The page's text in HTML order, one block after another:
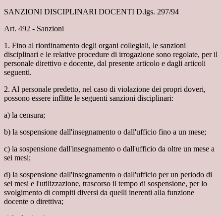
SANZIONI DISCIPLINARI DOCENTI D.lgs. 297/94
Art. 492 - Sanzioni
1. Fino al riordinamento degli organi collegiali, le sanzioni
disciplinari e le relative procedure di irrogazione sono regolate, per il
personale direttivo e docente, dal presente articolo e dagli articoli
seguenti.
2. Al personale predetto, nel caso di violazione dei propri doveri,
possono essere inflitte le seguenti sanzioni disciplinari:
a) la censura;
b) la sospensione dall'insegnamento o dall'ufficio fino a un mese;
c) la sospensione dall'insegnamento o dall'ufficio da oltre un mese a
sei mesi;
d) la sospensione dall'insegnamento o dall'ufficio per un periodo di
sei mesi e l'utilizzazione, trascorso il tempo di sospensione, per lo
svolgimento di compiti diversi da quelli inerenti alla funzione
docente o direttiva;